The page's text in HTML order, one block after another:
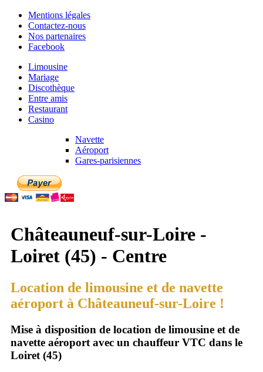
Mentions légales
Contactez-nous
Nos partenaires
Facebook
Limousine
Mariage
Discothèque
Entre amis
Restaurant
Casino
Navette
Aéroport
Gares-parisiennes
Châteauneuf-sur-Loire -
Loiret (45) - Centre
Location de limousine et de navette
aéroport à Châteauneuf-sur-Loire !
Mise à disposition de location de limousine et de
navette aéroport avec un chauffeur VTC dans le
Loiret (45)